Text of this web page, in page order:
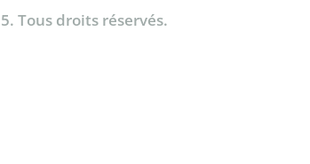
Tous droits réservés.